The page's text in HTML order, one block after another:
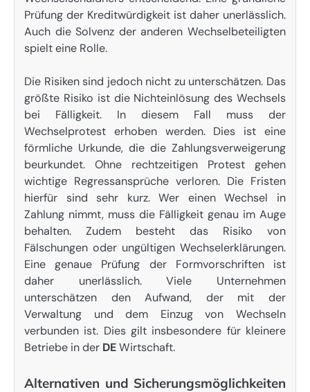
Prüfung der Kreditwürdigkeit ist daher unerlässlich.
Auch die Solvenz der anderen Wechselbeteiligten
spielt eine Rolle.
Die Risiken sind jedoch nicht zu unterschätzen. Das
größte Risiko ist die Nichteinlösung des Wechsels
bei Fälligkeit. In diesem Fall muss der
Wechselprotest erhoben werden. Dies ist eine
förmliche Urkunde, die die Zahlungsverweigerung
beurkundet. Ohne rechtzeitigen Protest gehen
wichtige Regressansprüche verloren. Die Fristen
hierfür sind sehr kurz. Wer einen Wechsel in
Zahlung nimmt, muss die Fälligkeit genau im Auge
behalten. Zudem besteht das Risiko von
Fälschungen oder ungültigen Wechselerklärungen.
Eine genaue Prüfung der Formvorschriften ist
daher unerlässlich. Viele Unternehmen
unterschätzen den Aufwand, der mit der
Verwaltung und dem Einzug von Wechseln
verbunden ist. Dies gilt insbesondere für kleinere
Betriebe in der DEWirtschaft.
Alternativen und Sicherungsmöglichkeiten